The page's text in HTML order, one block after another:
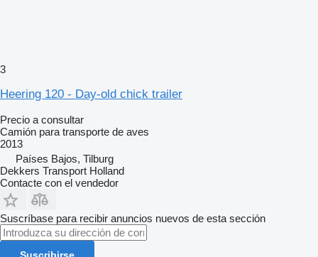
3
Heering 120 - Day-old chick trailer
Precio a consultar
Camión para transporte de aves
2013
Países Bajos, Tilburg
Dekkers Transport Holland
Contacte con el vendedor
Suscríbase para recibir anuncios nuevos de esta sección